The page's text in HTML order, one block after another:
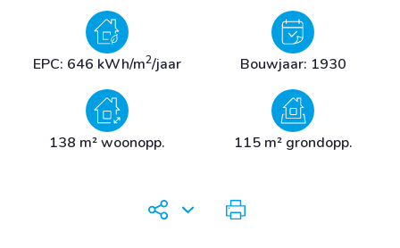
EPC: 646 kWh/m2/jaar Bouwjaar: 1930
138 m² woonopp. 115 m² grondopp.